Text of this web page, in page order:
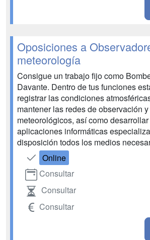
Oposiciones a
meteorología
Consigue un trabajo fijo como
Davante. Dentro de tus funciones
registrar las condiciones
mantener las redes de observación
meteorológicos, así como
aplicaciones informáticas
disposición todos los medios
Online
Consultar
Consultar
Consultar